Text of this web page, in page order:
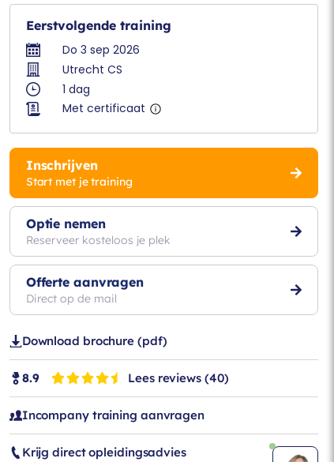
is anders: creatief en
Eerstvolgende training
Do 3 sep 2026
Utrecht CS
1 dag
Met certificaat
Inschrijven
Start met je training
Optie nemen
Reserveer kosteloos je plek
Offerte aanvragen
Direct op de mail
Download brochure (pdf)
8.9 Lees reviews (40)
Incompany training aanvragen
Krijg direct opleidingsadvies